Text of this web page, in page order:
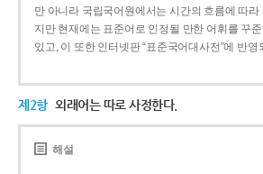
만 아니라 국립국어원에서는 시간의 흐름에 따라
지만 현재에는 표준어로 인정될 만한 어휘를 꾸
있고, 이 또한 인터넷판 “표준국어대사전”에 반영
제2항 외래어는 따로 사정한다.
해설